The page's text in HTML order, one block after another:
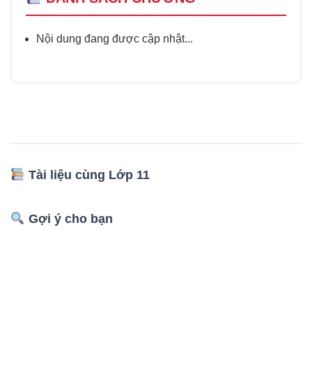
Nội dung đang được cập nhật...
Tài liệu cùng Lớp 11
Gợi ý cho bạn